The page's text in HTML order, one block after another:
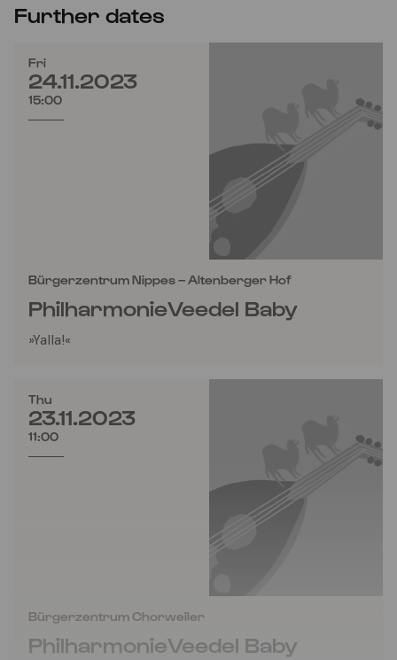
Further dates
Fri
24.11.2023
15:00
Bürgerzentrum Nippes – Altenberger Hof
PhilharmonieVeedel Baby
»Yalla!«
Thu
23.11.2023
11:00
Bürgerzentrum Chorweiler
PhilharmonieVeedel Baby